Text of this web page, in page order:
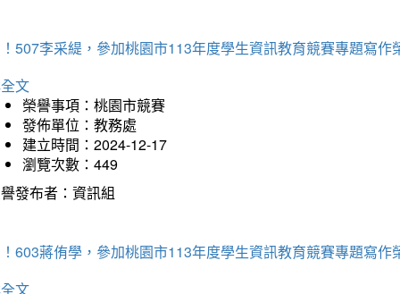
507李采緹，參加桃園市113年度學生資訊教育競賽專題寫作
文
榮譽事項：桃園市競賽
發佈單位：教務處
建立時間：2024-12-17
瀏覽次數：449
發布者：資訊組
603蔣侑學，參加桃園市113年度學生資訊教育競賽專題寫作
文